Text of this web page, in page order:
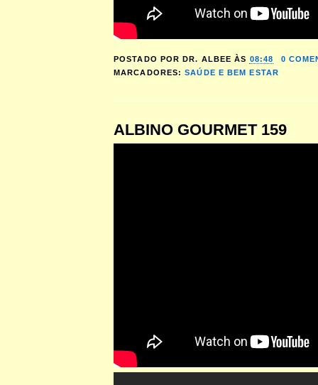
POSTADO PORDR. ALBEE ÀS 08:48
0
MARCADORES:SAÚDE E BEM ESTAR
ALBINO GOURMET 159